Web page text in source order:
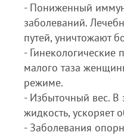
- Пониженный
заболеваний.
путей, уничтожают
-
малого таза
режиме.
- Избыточный вес. В
жидкость, ускоряет
- Заболевания